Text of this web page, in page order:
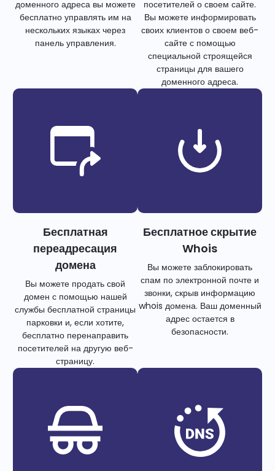
доменного адреса вы можете
бесплатно управлять им на
нескольких языках через
панель управления.
посетителей о своем сайте.
Вы можете информировать
своих клиентов о своем веб-
сайте с помощью
специальной строящейся
страницы для вашего
доменного адреса.
Бесплатная
переадресация
домена
Вы можете продать свой
домен с помощью нашей
службы бесплатной страницы
парковки и, если хотите,
бесплатно перенаправить
посетителей на другую веб-
страницу.
Бесплатное скрытие
Whois
Вы можете заблокировать
спам по электронной почте и
звонки, скрыв информацию
whois домена. Ваш доменный
адрес остается в
безопасности.